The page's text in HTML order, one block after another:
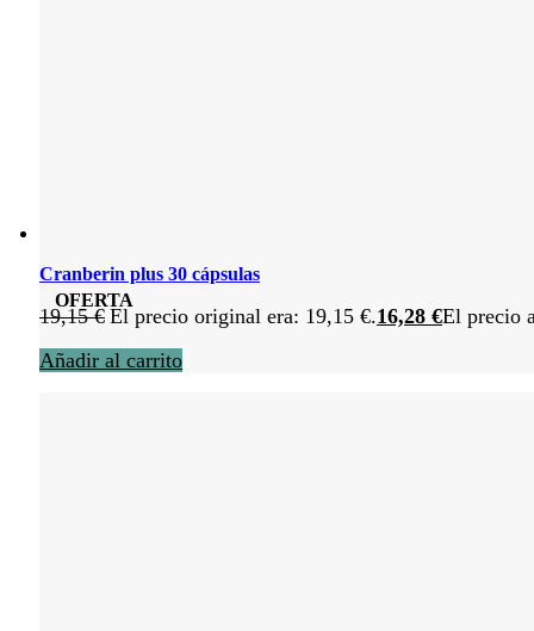
OFERTA
Cranberin plus 30 cápsulas
19,15€ El precio original era: 19,15 €.16,28 €El precio
Añadir al carrito